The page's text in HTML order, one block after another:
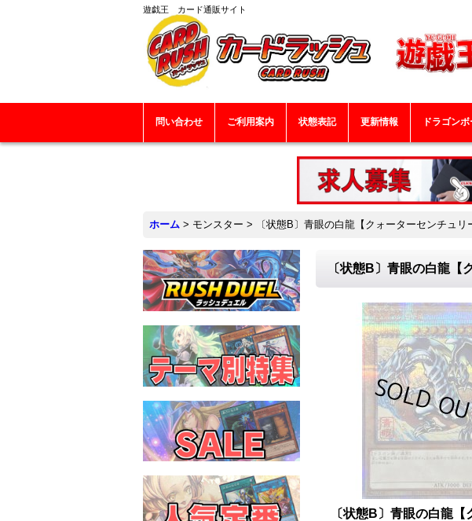
遊戯王 カード通販サイト
問い合わせ ご利用案内 状態表記 更新情報 ドラゴン
ホーム > モンスター > 〔状態B〕青眼の白龍【クォーターセンチュ
〔状態B〕青眼の白龍【
〔状態B〕青眼の白龍